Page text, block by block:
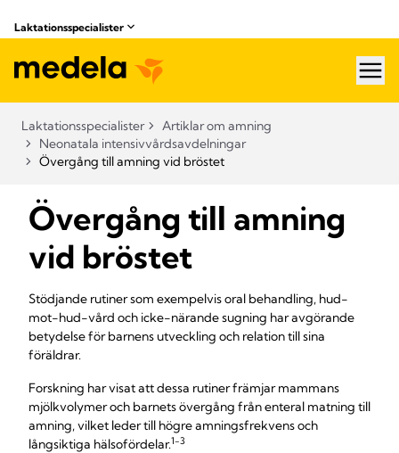
Laktationsspecialister
Laktationsspecialister
Artiklar om amning
Neonatala intensivvårdsavdelningar
Övergång till amning vid bröstet
Övergång till amning
vid bröstet
Stödjande rutiner som exempelvis oral behandling, hud-
mot-hud-vård och icke-närande sugning har avgörande
betydelse för barnens utveckling och relation till sina
föräldrar.
Forskning har visat att dessa rutiner främjar mammans
mjölkvolymer och barnets övergång från enteral matning till
amning, vilket leder till högre amningsfrekvens och
långsiktiga hälsofördelar.1-3